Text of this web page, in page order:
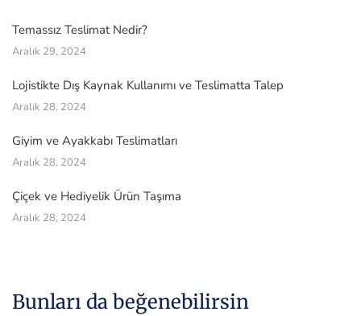
Temassız Teslimat Nedir?
Aralık 29, 2024
Lojistikte Dış Kaynak Kullanımı ve Teslimatta Talep
Aralık 28, 2024
Giyim ve Ayakkabı Teslimatları
Aralık 28, 2024
Çiçek ve Hediyelik Ürün Taşıma
Aralık 28, 2024
Bunları da beğenebilirsin